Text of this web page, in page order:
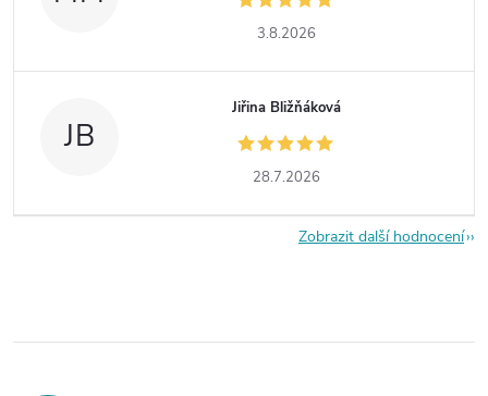
3.8.2026
JB
Jiřina Bližňáková
28.7.2026
Zobrazit další hodnocení